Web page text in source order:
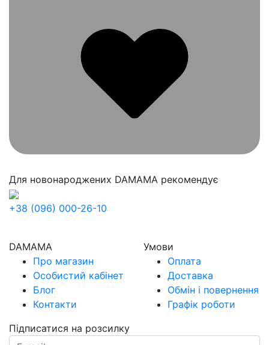
Для новонароджених DAMAMA рекомендує
+38 (096) 000-26-10
DAMAMA
Про магазин
Особистий кабінет
Блог
Контакти
Умови
Оплата
Доставка
Обмін і повернення
Графік роботи
Підписатися на розсилку